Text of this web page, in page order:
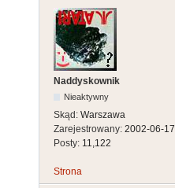
Naddyskownik
Nieaktywny
Skąd: Warszawa
Zarejestrowany: 2002-06-17
Posty: 11,122
Strona